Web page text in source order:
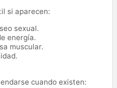
si aparecen:
sexual.
energía.
muscular.
cuando existen: